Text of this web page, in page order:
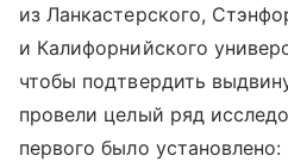
из Ланкастерского,
и Калифорнийского
чтобы подтвердить
провели целый ряд
первого было